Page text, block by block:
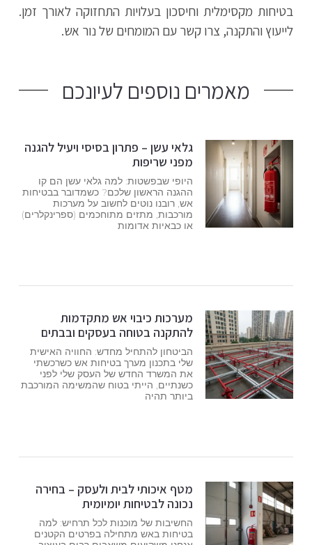
בטיחות מקסימלית וחיסכון בעלויות התחזוקה לאורך זמן.
לייעוץ והתקנה, צרו קשר עם המומחים של נור אש.
מאמרים נוספים לעיונכם
גלאי עשן – פתרון בסיסי ויעיל להגנה
מפני שריפות
היופי שבפשטות: למה גלאי עשן הם קו
ההגנה הראשון שלכם? כשמדובר בבטיחות
אש, רובנו נוטים לחשוב על מערכות
מורכבות, מתזים מתוחכמים (ספרינקלרים)
או כבאיות אדומות
מערכות כיבוי אש מתקדמות
להתקנה בטוחה בעסקים ובבתים
הביטחון להתחיל מחדש: החוויה האישית
שלי בתכנון מערך בטיחות אש כשרכשתי
את המשרד החדש של העסק שלי לפני
כשנתיים, הייתי בטוח שהמשימה המורכבת
ביותר תהיה
מטף איכותי לבית ולעסק – בחירה
נכונה לבטיחות יומיומית
החשיבות של מוכנות לכל תרחיש: למה
בטיחות באש מתחילה בפרטים הקטנים